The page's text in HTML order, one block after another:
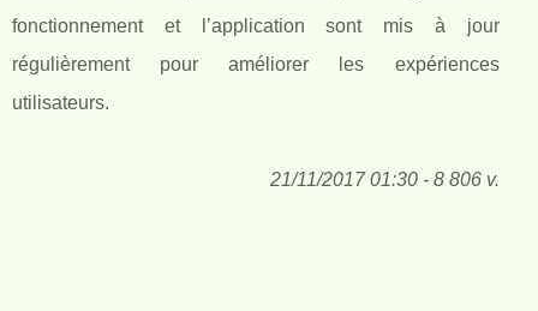
fonctionnement et l’application sont mis à jour
régulièrement pour améliorer les expériences
utilisateurs.
21/11/2017 01:30 - 8 806 v.